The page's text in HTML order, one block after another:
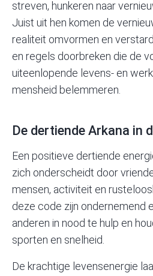
streven, hunkeren naar
Juist uit hen komen de
realiteit omvormen en
en regels doorbreken die de
uiteenlopende levens- en
mensheid belemmeren.
De dertiende Arkana in
Een positieve dertiende
zich onderscheidt door
mensen, activiteit en
deze code zijn ondernemend
anderen in nood te hulp en
sporten en snelheid.
De krachtige levensenergie